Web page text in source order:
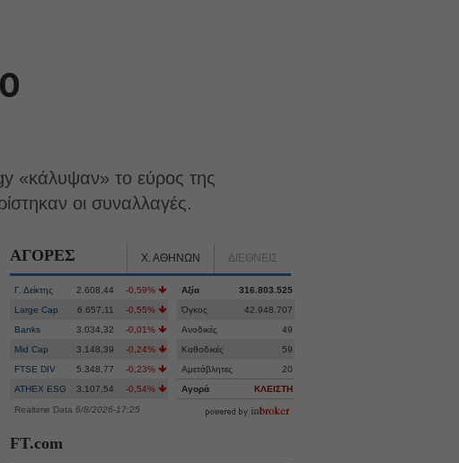
«κάλυψαν» το εύρος της
οι συναλλαγές.
ΑΓΟΡΕΣ Χ. ΑΘΗΝΩΝ ΔΙΕΘΝΕΙΣ
Γ. Δείκτης 2.608,44
-0,59%
Large Cap
6.657,11
-0,55%
Banks
3.034,32
-0,01%
Mid Cap
3.148,39
-0,24%
FTSE DIV
5.348,77
-0,23%
ATHEX ESG
3.107,54 -0,54%
Αξία
316.803.525
Όγκος
42.948.707
Ανοδικές
49
Καθοδικές
59
Αμετάβλητες
20
Αγορά
ΚΛΕΙΣΤΗ
Realtime Data 6/8/2026-17:25
FT.com